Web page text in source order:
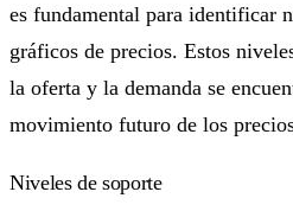
es fundamental para identificar
gráficos de precios. Estos
la oferta y la demanda se
movimiento futuro de los
Niveles de soporte